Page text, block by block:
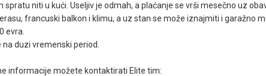
spratu niti u kući. Useljiv je odmah, a plaćanje se vrši mesečno uz
francuski balkon i klimu, a uz stan se može iznajmiti i garažno
evra.
duzi vremenski period.
informacije možete kontaktirati Elite tim: